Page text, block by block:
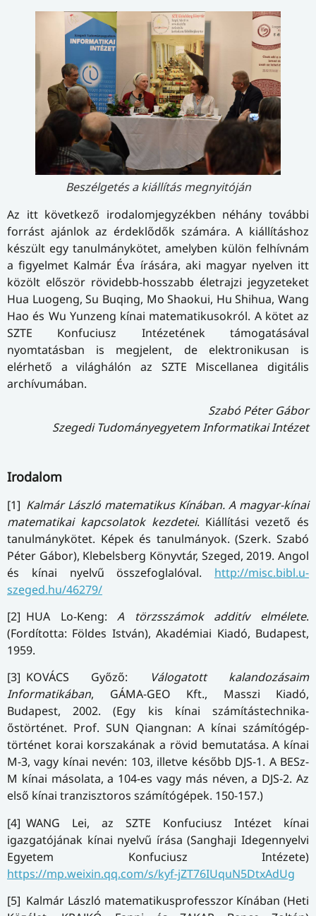
Beszélgetés a kiállítás megnyitóján
Az itt következő irodalomjegyzékben néhány további
forrást ajánlok az érdeklődők számára. A kiállításhoz
készült egy tanulmánykötet, amelyben külön felhívnám
a figyelmet Kalmár Éva írására, aki magyar nyelven itt
közölt először rövidebb-hosszabb életrajzi jegyzeteket
Hua Luogeng, Su Buqing, Mo Shaokui, Hu Shihua, Wang
Hao és Wu Yunzeng kínai matematikusokról. A kötet az
SZTE Konfuciusz Intézetének támogatásával
nyomtatásban is megjelent, de elektronikusan is
elérhető a világhálón az SZTE Miscellanea digitális
archívumában.
Szabó Péter Gábor
Szegedi Tudományegyetem Informatikai Intézet
Irodalom
[1] Kalmár László matematikus Kínában. A magyar-kínai
matematikai kapcsolatok kezdetei. Kiállítási vezető és
tanulmánykötet. Képek és tanulmányok. (Szerk. Szabó
Péter Gábor), Klebelsberg Könyvtár, Szeged, 2019. Angol
és kínai nyelvű összefoglalóval. http://misc.bibl.u-
szeged.hu/46279/
[2] HUA Lo-Keng:A törzsszámok additív elmélete.
(Fordította: Földes István), Akadémiai Kiadó, Budapest,
1959.
[3] KOVÁCS Győző:
Válogatott kalandozásaim
Informatikában, GÁMA-GEO Kft., Masszi Kiadó,
Budapest, 2002. (Egy kis kínai számítástechnika-
őstörténet. Prof. SUN Qiangnan: A kínai számítógép-
történet korai korszakának a rövid bemutatása. A kínai
M-3, vagy kínai nevén: 103, illetve később DJS-1. A BESz-
M kínai másolata, a 104-es vagy más néven, a DJS-2. Az
első kínai tranzisztoros számítógépek. 150-157.)
[4] WANG Lei, az SZTE Konfuciusz Intézet kínai
igazgatójának kínai nyelvű írása (Sanghaji Idegennyelvi
Egyetem Konfuciusz Intézete)
https://mp.weixin.qq.com/s/kyf-jZT76IUquN5DtxAdUg
[5] Kalmár László matematikusprofesszor Kínában (Heti